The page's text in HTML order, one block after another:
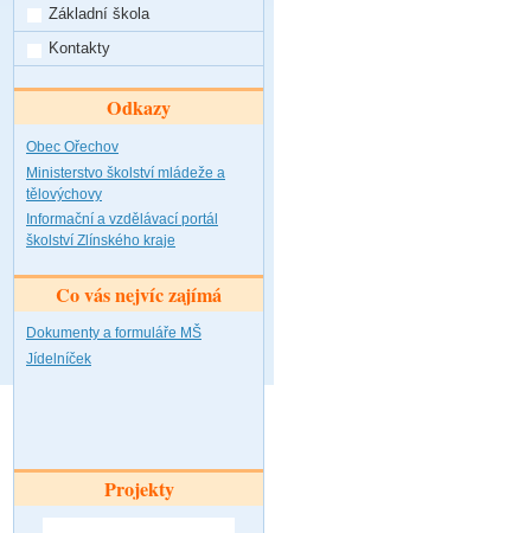
Základní škola
Kontakty
Odkazy
Obec Ořechov
Ministerstvo školství mládeže a
tělovýchovy
Informační a vzdělávací portál
školství Zlínského kraje
Co vás nejvíc zajímá
Dokumenty a formuláře MŠ
Jídelníček
Projekty